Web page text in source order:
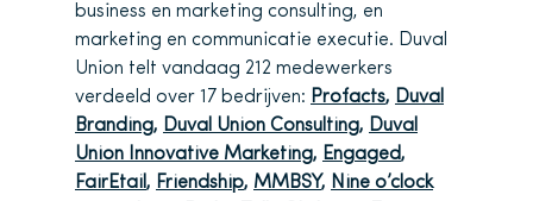
business en marketing consulting, en
marketing en communicatie executie. Duval
Union telt vandaag 212 medewerkers
verdeeld over 17 bedrijven: Profacts, Duval
Branding, Duval Union Consulting, Duval
Union Innovative Marketing, Engaged,
FairEtail, Friendship, MMBSY, Nine o’clock